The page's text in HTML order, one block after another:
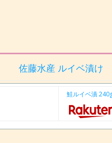
佐藤水産 ルイベ漬け
鮭ルイベ漬